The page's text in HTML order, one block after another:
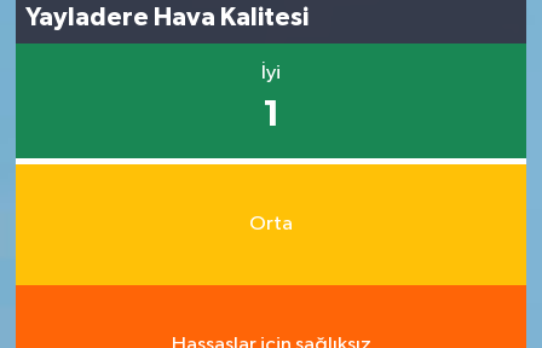
Yayladere Hava Kalitesi
İyi
1
Orta